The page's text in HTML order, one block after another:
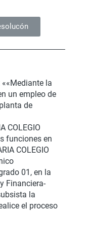
««Mediante la
un empleo de
de
COLEGIO
funciones en
COLEGIO
01, en la
Financiera-
la
el proceso